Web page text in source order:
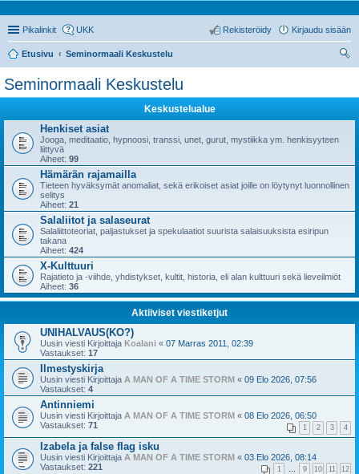
Pikalinkit UKK Kirjaudu sisään
Rekisteröidy
Etusivu
Seminormaali Keskustelu
Seminormaali Keskustelu
Keskustelualue
Henkiset asiat
Jooga, meditaatio, hypnoosi, transsi, unet, gurut, mystiikka ym. henkisyyteen
liittyvä
Aiheet: 99
Hämärän rajamailla
Tieteen hyväksymät anomaliat, sekä erikoiset asiat joille on löytynyt luonnollinen
selitys
Aiheet: 21
Salaliitot ja salaseurat
Salaliittoteoriat, paljastukset ja spekulaatiot suurista salaisuuksista esiripun
takana
Aiheet: 424
X-Kulttuuri
Rajatieto ja -viihde, yhdistykset, kultit, historia, eli alan kulttuuri sekä lieveilmiöt
Aiheet: 36
Aktiiviset viestiketjut
UNIHALVAUS(KO?)
Uusin viesti Kirjoittaja Koalani « 07 Marras 2011, 02:39
Vastaukset: 17
Ilmestyskirja
Uusin viesti Kirjoittaja A MAN OF A TIME STORM « 09 Elo 2026, 07:56
Vastaukset: 4
Antinniemi
Uusin viesti Kirjoittaja A MAN OF A TIME STORM « 08 Elo 2026, 06:50
Vastaukset: 71 1 2 3 4
Izabela ja false flag isku
Uusin viesti Kirjoittaja A MAN OF A TIME STORM « 03 Elo 2026, 08:14
Vastaukset: 221 1 … 9 10 11 12